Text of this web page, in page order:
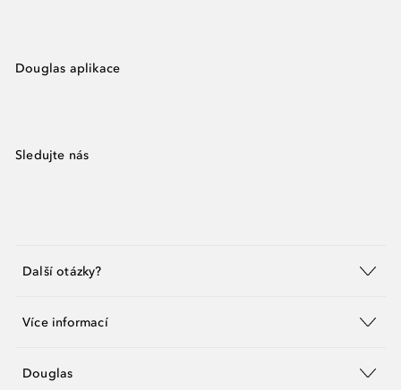
Douglas aplikace
Sledujte nás
Další otázky?
Více informací
Douglas